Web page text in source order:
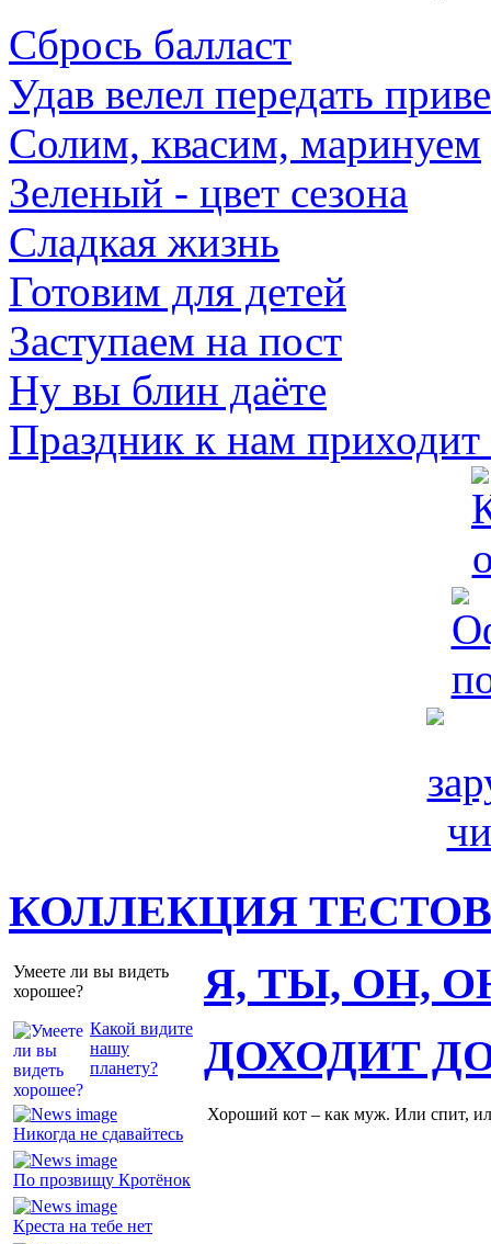
Сбрось балласт
Удав велел передать
Солим, квасим, маринуем
Зеленый - цвет сезона
Сладкая жизнь
Готовим для детей
Заступаем на пост
Ну вы блин даёте
Праздник к нам
КОЛЛЕКЦИЯ ТЕСТОВ
Умеете ли вы видеть
хорошее?
Какой видите
нашу
планету?
Я, ТЫ, ОН,
Никогда не сдавайтесь
По прозвищу Кротёнок
Креста на тебе нет
ДОХОДИТ
Хороший кот – как муж. Или спит,